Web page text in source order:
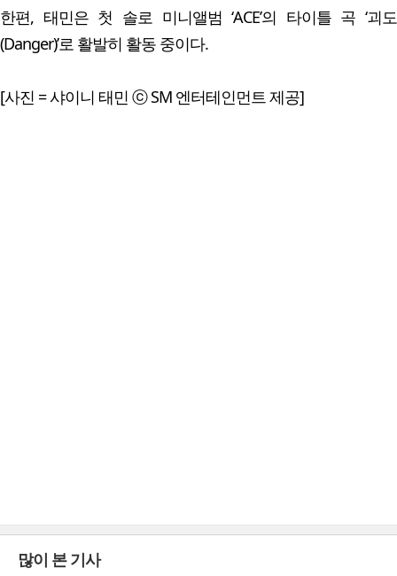
한편, 태민은 첫 솔로 미니앨범 ‘ACE’의 타이틀 곡 ‘괴도
(Danger)’로 활발히 활동 중이다.
[사진 = 샤이니 태민 ⓒ SM 엔터테인먼트 제공]
많이 본 기사